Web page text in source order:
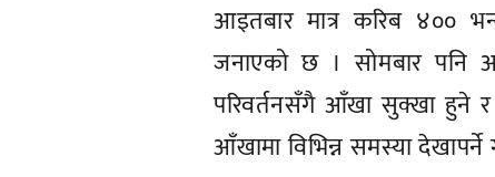
आइतबार मात्र करिब ४००
जनाएको छ । सोमबार पनि
परिवर्तनसँगै आँखा सुक्खा हुने
आँखामा विभिन्न समस्या